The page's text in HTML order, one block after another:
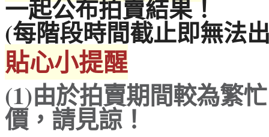
一起公布拍賣結果！
(每階段時間截止即無法
貼心小提醒
(1)由於拍賣期間較為繁
價，請見諒！